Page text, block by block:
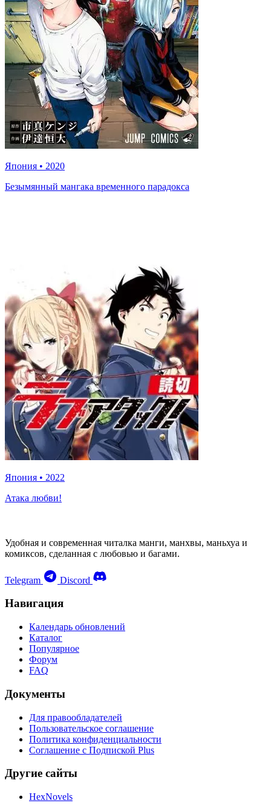
Япония • 2020
Безымянный мангака временного парадокса
Япония • 2022
Атака любви!
Удобная и современная читалка манги, манхвы, маньхуа и
комиксов, сделанная с любовью и багами.
Telegram Discord
Навигация
Календарь обновлений
Каталог
Популярное
Форум
FAQ
Документы
Для правообладателей
Пользовательское соглашение
Политика конфиденциальности
Соглашение с Подпиской Plus
Другие сайты
HexNovels